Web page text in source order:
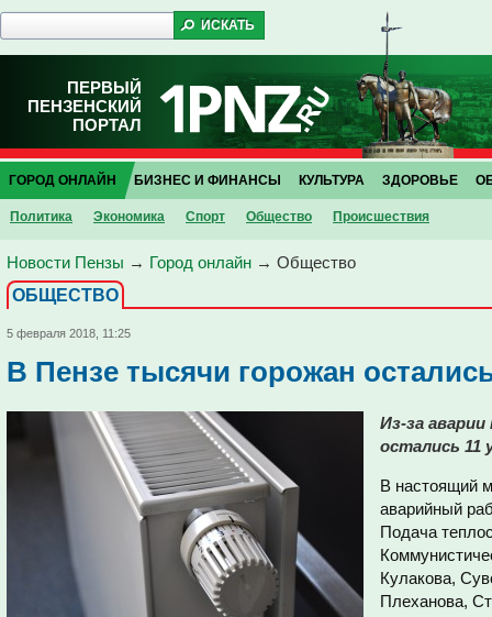
ПЕРВЫЙ
ПЕНЗЕНСКИЙ
ПОРТАЛ
ГОРОД ОНЛАЙН
Политика Экономика Спорт Общество Проиcшествия
БИЗНЕС И ФИНАНСЫ КУЛЬТУРА ЗДОРОВЬЕ
Новости Пензы → Город онлайн → Общество
ОБЩЕСТВО
5 февраля 2018, 11:25
В Пензе тысячи горожан
Из-за
остались 11
В настоящий
аварийный
Подача
Кулакова,
Плеханова,